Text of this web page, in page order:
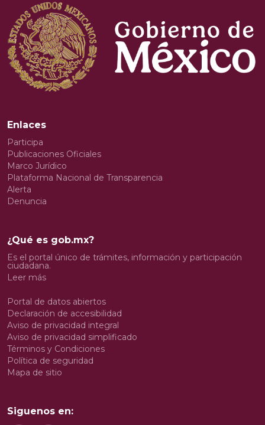
Enlaces
Participa
Publicaciones Oficiales
Marco Jurídico
Plataforma Nacional de Transparencia
Alerta
Denuncia
¿Qué es gob.mx?
Es el portal único de trámites, información y participación
ciudadana.
Leer más
Portal de datos abiertos
Declaración de accesibilidad
Aviso de privacidad integral
Aviso de privacidad simplificado
Términos y Condiciones
Política de seguridad
Mapa de sitio
Siguenos en: